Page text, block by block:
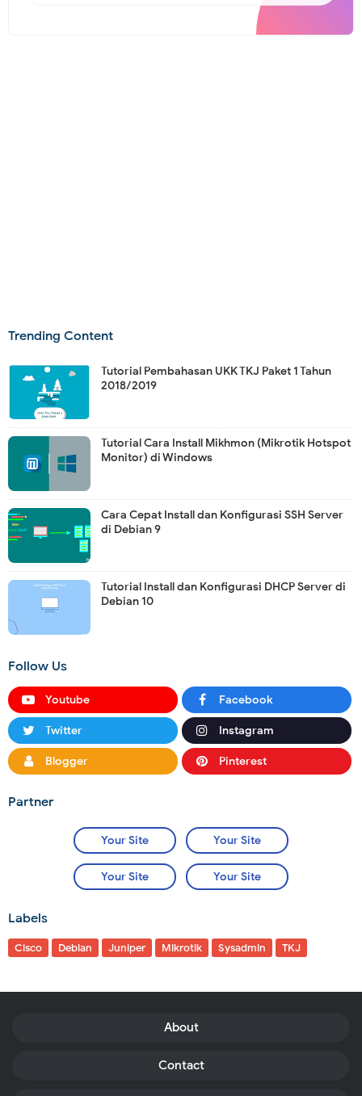
Trending Content
Tutorial Pembahasan UKK TKJ Paket 1 Tahun
2018/2019
Tutorial Cara Install Mikhmon (Mikrotik Hotspot
Monitor) di Windows
Cara Cepat Install dan Konfigurasi SSH Server
di Debian 9
Tutorial Install dan Konfigurasi DHCP Server di
Debian 10
Follow Us
Youtube Facebook
Twitter Instagram
Blogger Pinterest
Partner
Your Site Your Site
Your Site Your Site
Labels
Cisco Debian Juniper Mikrotik Sysadmin TKJ
About
Contact